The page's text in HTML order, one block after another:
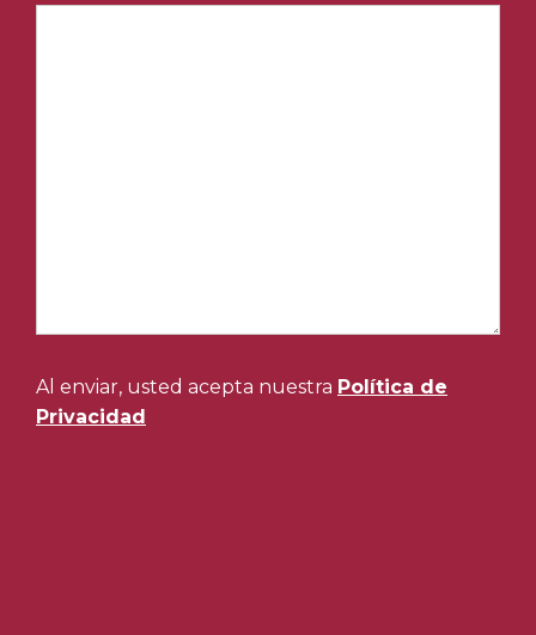
Al enviar, usted acepta nuestra Política de
Privacidad